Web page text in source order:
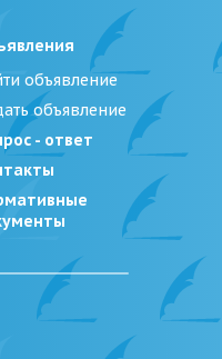
объявление
объявление
- ответ